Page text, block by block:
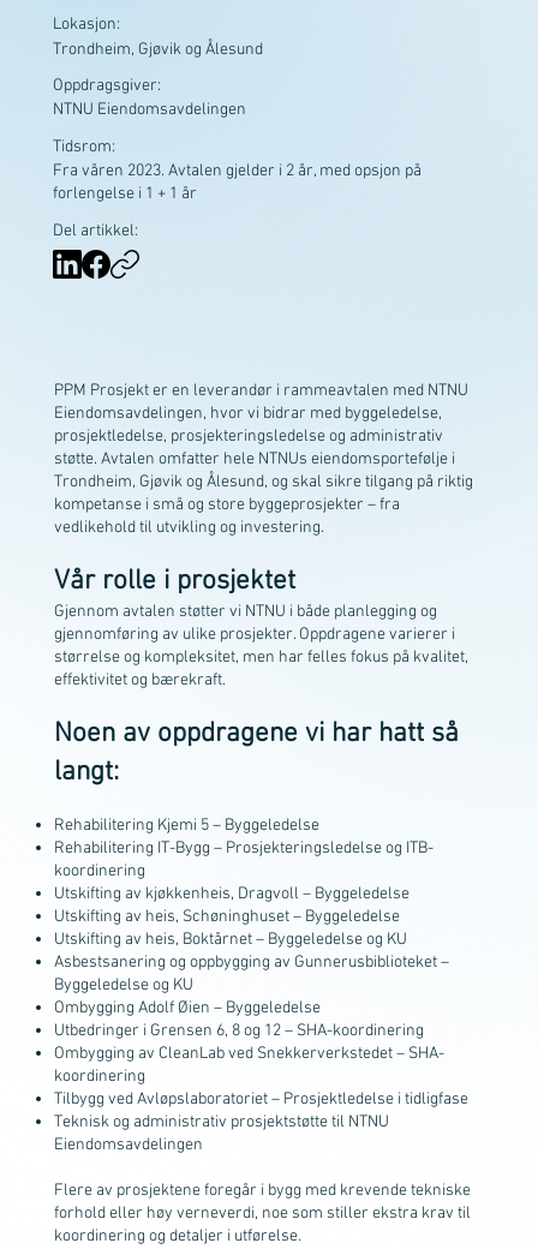
PPM Prosjekt er en leverandør i rammeavtalen med NTNU
Eiendomsavdelingen, hvor vi bidrar med byggeledelse,
prosjektledelse, prosjekteringsledelse og administrativ
støtte. Avtalen omfatter hele NTNUs eiendomsportefølje i
Trondheim, Gjøvik og Ålesund, og skal sikre tilgang på riktig
kompetanse i små og store byggeprosjekter – fra
vedlikehold til utvikling og investering.
Vår rolle i prosjektet
Gjennom avtalen støtter vi NTNU i både planlegging og
gjennomføring av ulike prosjekter. Oppdragene varierer i
størrelse og kompleksitet, men har felles fokus på kvalitet,
effektivitet og bærekraft.
Noen av oppdragene vi har hatt så
langt:
Rehabilitering Kjemi 5 – Byggeledelse
Rehabilitering IT-Bygg – Prosjekteringsledelse og ITB-
koordinering
Utskifting av kjøkkenheis, Dragvoll – Byggeledelse
Utskifting av heis, Schøninghuset – Byggeledelse
Utskifting av heis, Boktårnet – Byggeledelse og KU
Asbestsanering og oppbygging av Gunnerusbiblioteket –
Byggeledelse og KU
Ombygging Adolf Øien – Byggeledelse
Utbedringer i Grensen 6, 8 og 12 – SHA-koordinering
Ombygging av CleanLab ved Snekkerverkstedet – SHA-
koordinering
Tilbygg ved Avløpslaboratoriet – Prosjektledelse i tidligfase
Teknisk og administrativ prosjektstøtte til NTNU
Eiendomsavdelingen
Flere av prosjektene foregår i bygg med krevende tekniske
forhold eller høy verneverdi, noe som stiller ekstra krav til
koordinering og detaljer i utførelse.
Lokasjon:
Trondheim, Gjøvik og Ålesund
Oppdragsgiver:
NTNU Eiendomsavdelingen
Tidsrom:
Fra våren 2023. Avtalen gjelder i 2 år, med opsjon på
forlengelse i 1 + 1 år
Del artikkel: